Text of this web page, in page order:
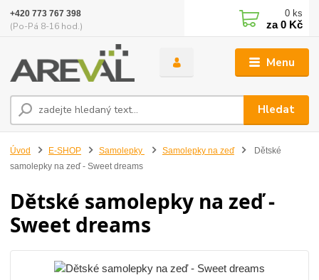
Menu
Hledat
+420 773 767 398
(Po-Pá 8-16 hod.)
0 ks
za0 Kč
Úvod E-SHOP Samolepky Samolepky na zeď
Dětské
samolepky na zeď - Sweet dreams
Dětské samolepky na zeď -
Sweet dreams